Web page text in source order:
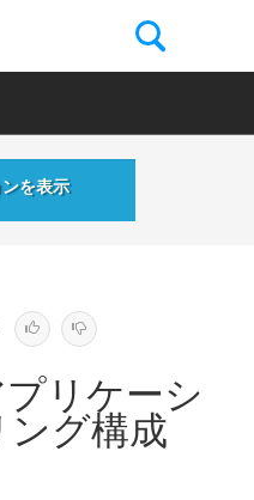
を表示
リケーシ
ング構成